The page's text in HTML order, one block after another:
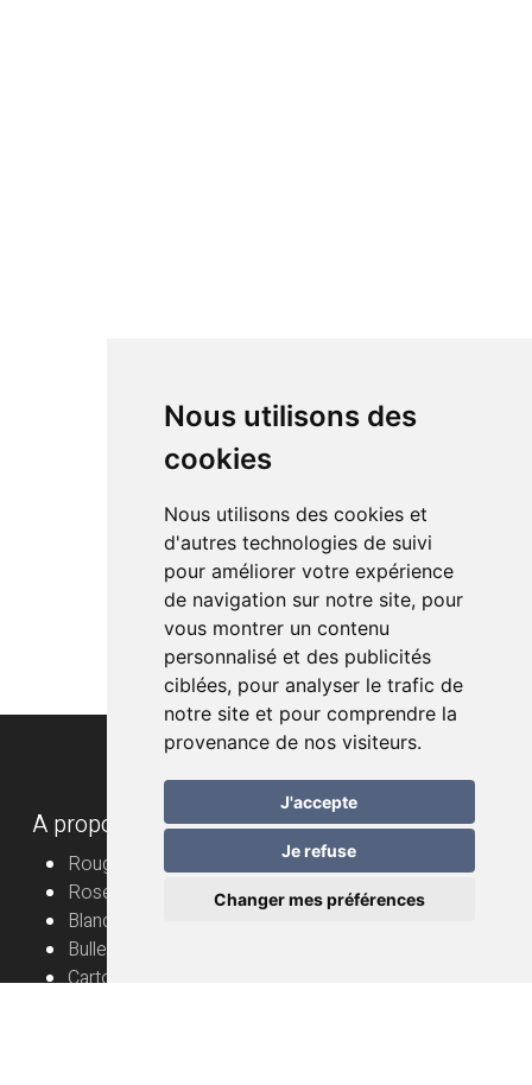
Nous utilisons des
cookies
Nous utilisons des cookies et
d'autres technologies de suivi
pour améliorer votre expérience
de navigation sur notre site, pour
vous montrer un contenu
personnalisé et des publicités
ciblées, pour analyser le trafic de
notre site et pour comprendre la
provenance de nos visiteurs.
J'accepte
Je refuse
Changer mes préférences
A propos
Rouge
Rosé
Blanc
Bulles
Cartons